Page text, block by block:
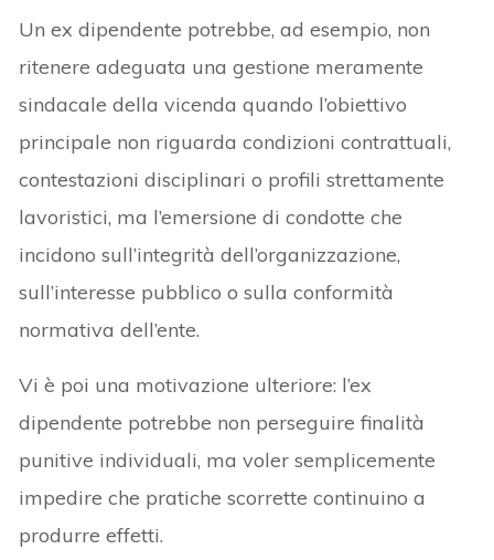
Un ex dipendente potrebbe, ad esempio, non
ritenere adeguata una gestione meramente
sindacale della vicenda quando l’obiettivo
principale non riguarda condizioni contrattuali,
contestazioni disciplinari o profili strettamente
lavoristici, ma l’emersione di condotte che
incidono sull’integrità dell’organizzazione,
sull’interesse pubblico o sulla conformità
normativa dell’ente.
Vi è poi una motivazione ulteriore: l’ex
dipendente potrebbe non perseguire finalità
punitive individuali, ma voler semplicemente
impedire che pratiche scorrette continuino a
produrre effetti.